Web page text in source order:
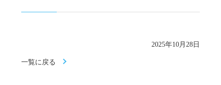
2025年10月28日
一覧に戻る